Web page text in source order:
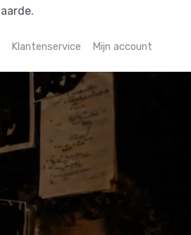
Klantenservice Mijn account